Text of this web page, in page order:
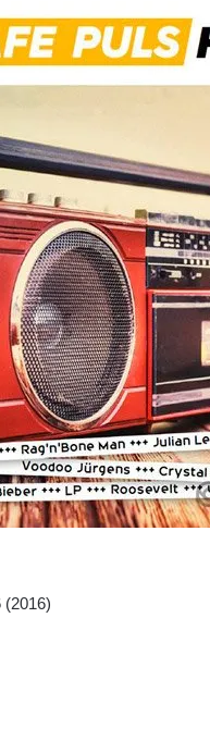
(2016)